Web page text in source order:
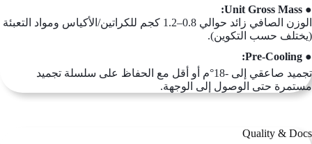
● Unit Gross Mass:
الوزن الصافي زائد حوالي 0.8–1.2 كجم للكراتين/الأكياس ومواد التعبئة
(يختلف حسب التكوين).
● Pre-Cooling:
تجميد صاعقي إلى -18°م أو أقل مع الحفاظ على سلسلة تجميد
مستمرة حتى الوصول إلى الوجهة.
Quality & Docs